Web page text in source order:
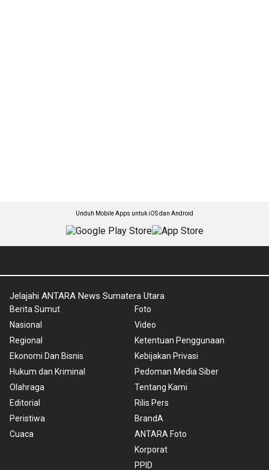
Unduh Mobile Apps untuk iOS dan Android
Jelajahi ANTARA News Sumatera Utara
Berita Sumut
Nasional
Regional
Ekonomi Dan Bisnis
Hukum dan Kriminal
Olahraga
Editorial
Peristiwa
Cuaca
Foto
Video
Ketentuan Penggunaan
Kebijakan Privasi
Pedoman Media Siber
Tentang Kami
Rilis Pers
BrandA
ANTARA Foto
Korporat
PPID